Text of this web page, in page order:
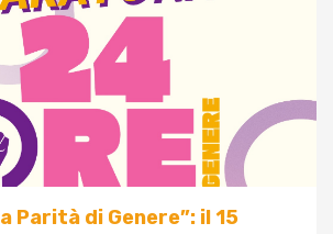
Parità di Genere”: il 15